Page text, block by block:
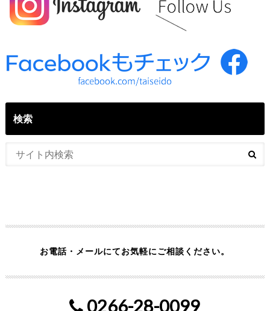
検索
お電話・メールにてお気軽にご相談ください。
0266-28-0099